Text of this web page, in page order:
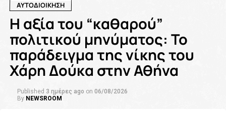
ΑΥΤΟΔΙΟΙΚΗΣΗ
Η αξία του “καθαρού”
πολιτικού μηνύματος: Το
παράδειγμα της νίκης του
Χάρη Δούκα στην Αθήνα
Published 3 ημέρες ago on 06/08/2026
By NEWSROOM